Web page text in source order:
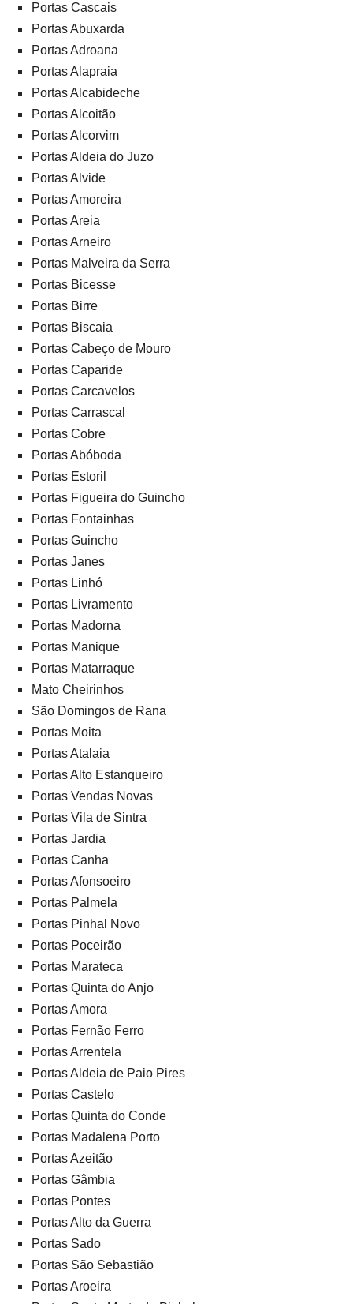
Portas Cascais
Portas Abuxarda
Portas Adroana
Portas Alapraia
Portas Alcabideche
Portas Alcoitão
Portas Alcorvim
Portas Aldeia do Juzo
Portas Alvide
Portas Amoreira
Portas Areia
Portas Arneiro
Portas Malveira da Serra
Portas Bicesse
Portas Birre
Portas Biscaia
Portas Cabeço de Mouro
Portas Caparide
Portas Carcavelos
Portas Carrascal
Portas Cobre
Portas Abóboda
Portas Estoril
Portas Figueira do Guincho
Portas Fontainhas
Portas Guincho
Portas Janes
Portas Linhó
Portas Livramento
Portas Madorna
Portas Manique
Portas Matarraque
Mato Cheirinhos
São Domingos de Rana
Portas Moita
Portas Atalaia
Portas Alto Estanqueiro
Portas Vendas Novas
Portas Vila de Sintra
Portas Jardia
Portas Canha
Portas Afonsoeiro
Portas Palmela
Portas Pinhal Novo
Portas Poceirão
Portas Marateca
Portas Quinta do Anjo
Portas Amora
Portas Fernão Ferro
Portas Arrentela
Portas Aldeia de Paio Pires
Portas Castelo
Portas Quinta do Conde
Portas Madalena Porto
Portas Azeitão
Portas Gâmbia
Portas Pontes
Portas Alto da Guerra
Portas Sado
Portas São Sebastião
Portas Aroeira